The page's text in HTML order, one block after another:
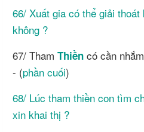
66/ Xuất gia có thể giải
không ?
67/ Tham Thiền có cần
- (phần cuối)
68/ Lúc tham thiền con tìm
xin khai thị ?